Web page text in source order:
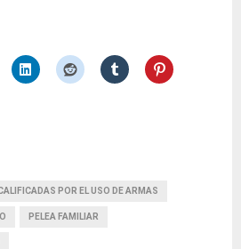
POR EL USO DE ARMAS
PELEA FAMILIAR